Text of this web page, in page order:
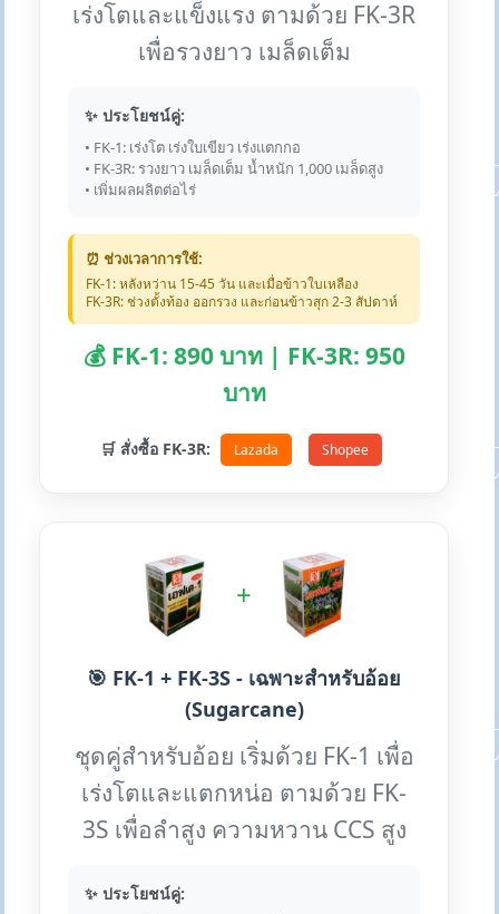
เร่งโตและแข็งแรง ตามด้วย FK-3R
เพื่อรวงยาว เมล็ดเต็ม
✨ ประโยชน์คู่:
• FK-1: เร่งโต เร่งใบเขียว เร่งแตกกอ
• FK-3R: รวงยาว เมล็ดเต็ม น้ำหนัก 1,000 เมล็ดสูง
• เพิ่มผลผลิตต่อไร่
⏰ ช่วงเวลาการใช้:
FK-1: หลังหว่าน 15-45 วัน และเมื่อข้าวใบเหลือง
FK-3R: ช่วงตั้งท้อง ออกรวง และก่อนข้าวสุก 2-3 สัปดาห์
💰 FK-1: 890 บาท | FK-3R: 950
บาท
🛒 สั่งซื้อ FK-3R: Lazada Shopee
+
🎯 FK-1 + FK-3S - เฉพาะสำหรับอ้อย
(Sugarcane)
ชุดคู่สำหรับอ้อย เริ่มด้วย FK-1 เพื่อ
เร่งโตและแตกหน่อ ตามด้วย FK-
3S เพื่อลำสูง ความหวาน CCS สูง
✨ ประโยชน์คู่: